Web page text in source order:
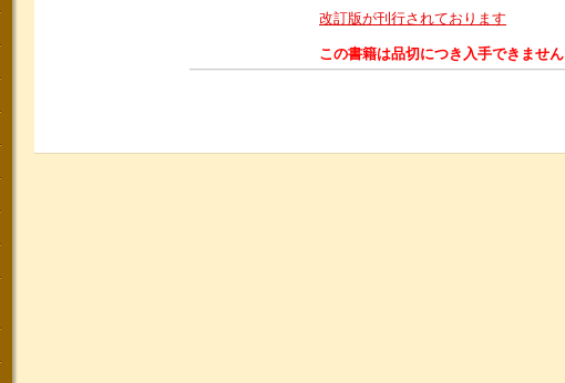
改訂版が刊行されております
この書籍は品切につき入手できません